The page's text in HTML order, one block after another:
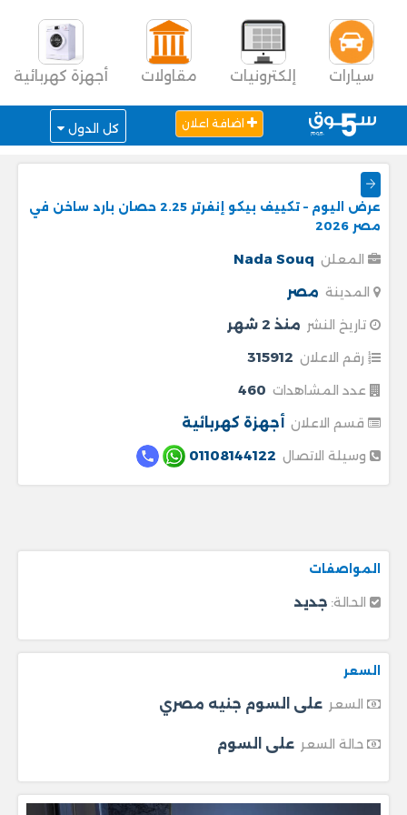
سيارات إلكترونيات مقاولات أجهزة كهربائية
اضافة اعلان كل الدول
عرض اليوم – تكييف بيكو إنفرتر 2.25 حصان بارد ساخن في
مصر 2026
المعلن Nada Souq
المدينة مصر
تاريخ النشر منذ 2 شهر
رقم الاعلان 315912
عدد المشاهدات 460
قسم الاعلان أجهزة كهربائية
وسيلة الاتصال 01108144122
المواصفات
جديد
السعر
السعر على السوم جنيه مصري
حالة السعر على السوم